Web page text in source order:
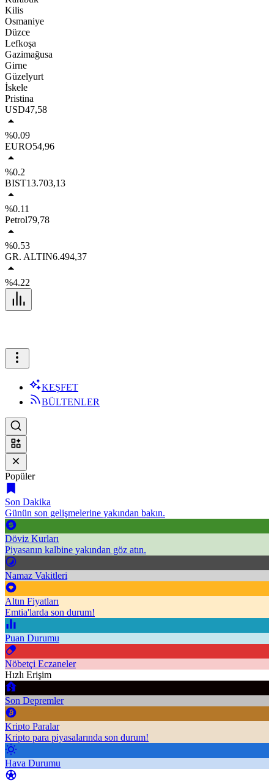
Kilis
Osmaniye
Düzce
Lefkoşa
Gazimağusa
Girne
Güzelyurt
İskele
Pristina
USD47,58
%0.09
EURO54,96
%0.2
BIST13.703,13
%0.11
Petrol79,78
%0.53
GR. ALTIN6.494,37
%4.22
KEŞFET
BÜLTENLER
Popüler
Son Dakika
Günün son gelişmelerine yakından bakın.
Döviz Kurları
Piyasanın kalbine yakından göz atın.
Namaz Vakitleri
Altın Fiyatları
Emtia'larda son durum!
Puan Durumu
Nöbetçi Eczaneler
Hızlı Erişim
Son Depremler
Kripto Paralar
Kripto para piyasalarında son durum!
Hava Durumu